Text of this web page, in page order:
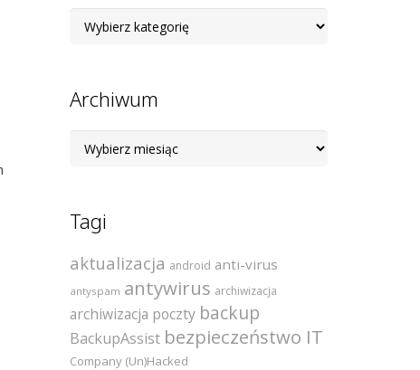
kategorii
Archiwum
Archiwum
Tagi
aktualizacja android anti-virus
antyspam antywirus archiwizacja
archiwizacja poczty backup
BackupAssist bezpieczeństwo IT
Company (Un)Hacked